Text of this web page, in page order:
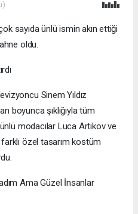
sayıda ünlü ismin akın ettiği
oldu.
Sinem Yıldız
boyunca şıklığıyla tüm
modacılar Luca Artikov ve
özel tasarım kostüm
Ama Güzel İnsanlar